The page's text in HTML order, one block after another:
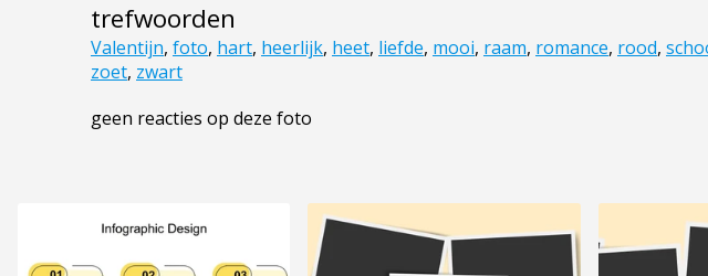
trefwoorden
Valentijn, foto, hart, heerlijk, heet, liefde, mooi, raam, romance, rood,
zoet, zwart
geen reacties op deze foto